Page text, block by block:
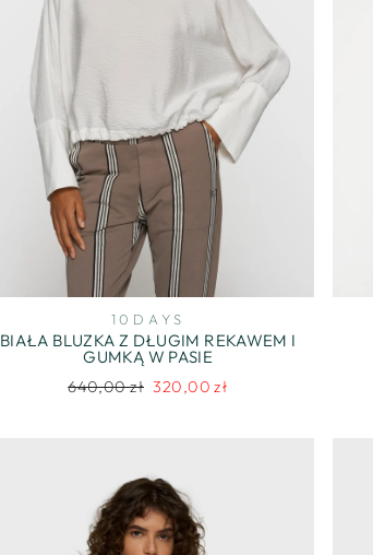
10DAYS
BIAŁA BLUZKA Z DŁUGIM REKAWEM I
GUMKĄ W PASIE
Regularna
640,00 zł Cena
320,00 zł